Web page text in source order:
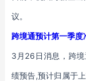
议。
跨境通预计第一季
3月26日消息，跨
绩预告,预计归属于